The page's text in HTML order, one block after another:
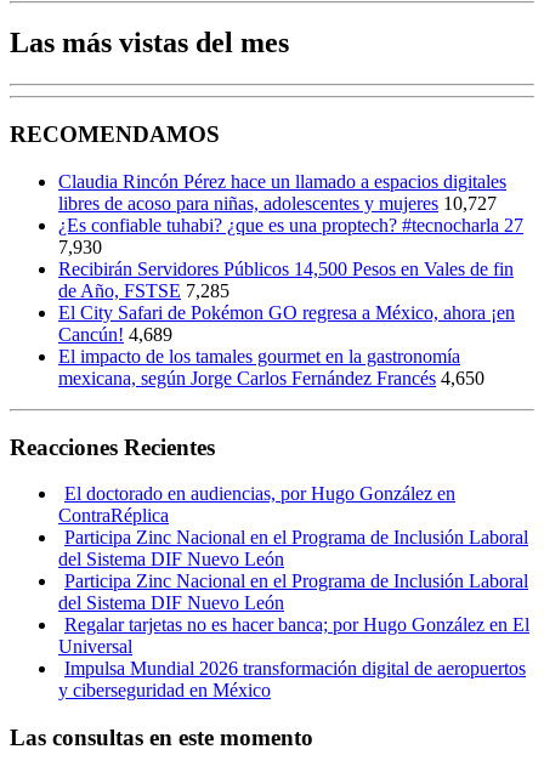
Las más vistas del mes
RECOMENDAMOS
Claudia Rincón Pérez hace un llamado a espacios digitales
libres de acoso para niñas, adolescentes y mujeres 10,727
¿Es confiable tuhabi? ¿que es una proptech? #tecnocharla 27
7,930
Recibirán Servidores Públicos 14,500 Pesos en Vales de fin
de Año, FSTSE 7,285
El City Safari de Pokémon GO regresa a México, ahora ¡en
Cancún! 4,689
El impacto de los tamales gourmet en la gastronomía
mexicana, según Jorge Carlos Fernández Francés 4,650
Reacciones Recientes
El doctorado en audiencias, por Hugo González en
ContraRéplica
Participa Zinc Nacional en el Programa de Inclusión Laboral
del Sistema DIF Nuevo León
Participa Zinc Nacional en el Programa de Inclusión Laboral
del Sistema DIF Nuevo León
Regalar tarjetas no es hacer banca; por Hugo González en El
Universal
Impulsa Mundial 2026 transformación digital de aeropuertos
y ciberseguridad en México
Las consultas en este momento